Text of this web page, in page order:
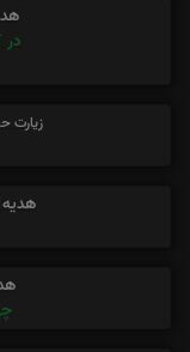
زیارت